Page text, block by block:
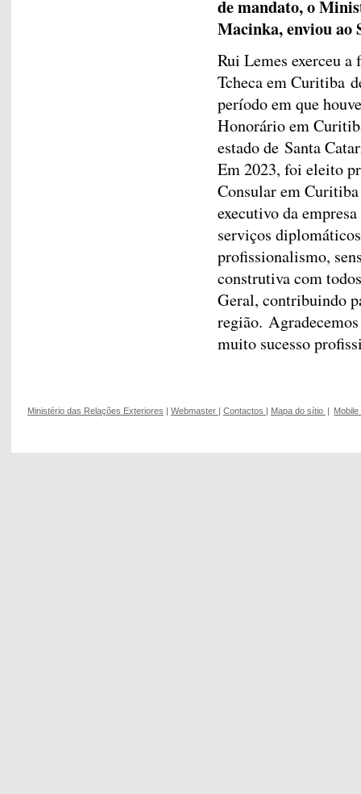
de mandato, o
Macinka, enviou ao
Rui Lemes exerceu
Tcheca em Curitiba
período em que
Honorário em
estado de Santa
Em 2023, foi eleito
Consular em
executivo da
serviços
profissionalismo,
construtiva com
Geral, contribuindo
região.
muito sucesso
Ministério das Relações Exteriores | Webmaster | Contactos | Mapa do sítio |